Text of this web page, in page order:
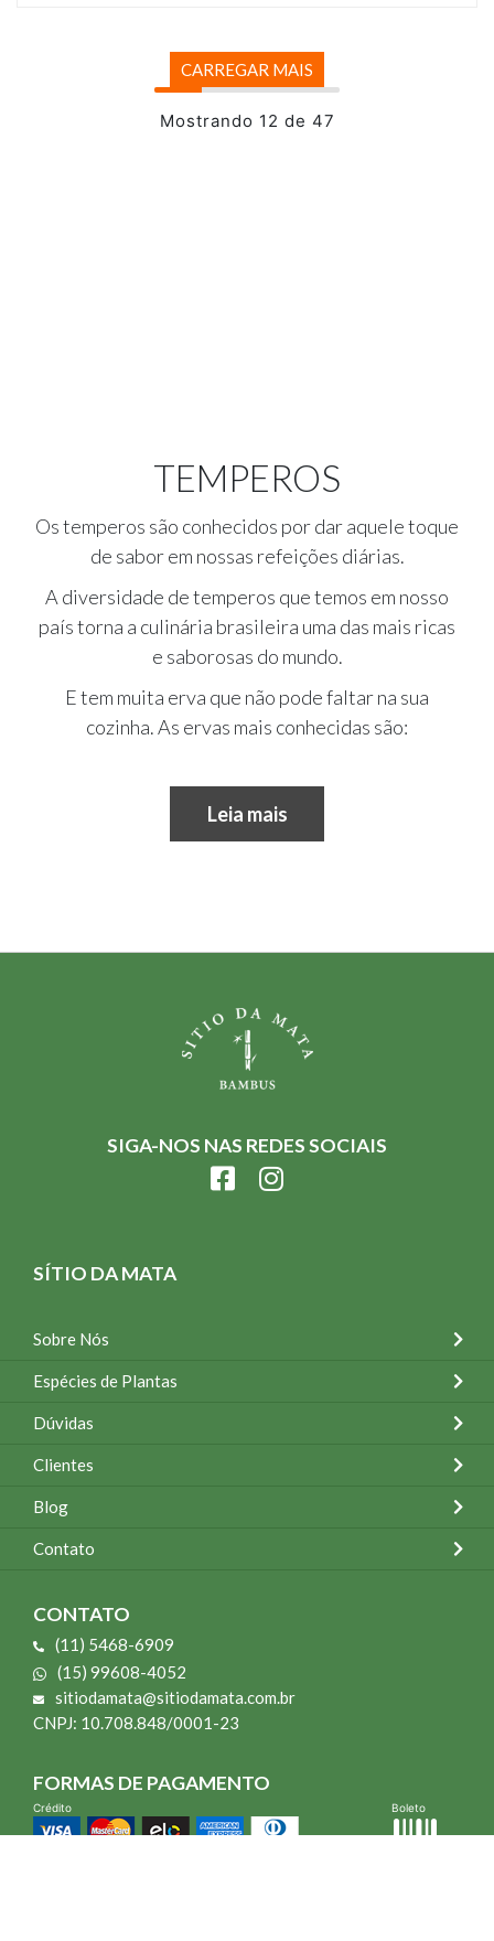
CARREGAR MAIS
Mostrando 12 de 47
TEMPEROS
Os temperos são conhecidos por dar aquele toque
de sabor em nossas refeições diárias.
A diversidade de temperos que temos em nosso
país torna a culinária brasileira uma das mais ricas
e saborosas do mundo.
E tem muita erva que não pode faltar na sua
cozinha. As ervas mais conhecidas são:
Leia mais
SIGA-NOS NAS REDES SOCIAIS
SÍTIO DA MATA
Sobre Nós
Espécies de Plantas
Dúvidas
Clientes
Blog
Contato
CONTATO
(11) 5468-6909
(15) 99608-4052
sitiodamata@sitiodamata.com.br
CNPJ: 10.708.848/0001-23
FORMAS DE PAGAMENTO
Crédito Boleto